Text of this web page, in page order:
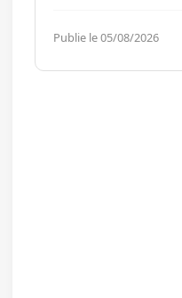
Nettoyage des sols,
Publie le 05/08/2026